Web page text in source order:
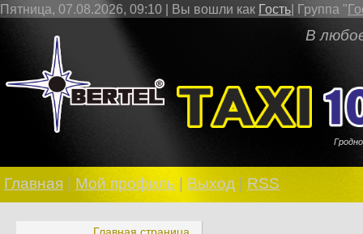
Пятница, 07.08.2026, 09:10 | Вы вошли как Гость Группа "
В любое
Главная Мой профиль Выход RSS